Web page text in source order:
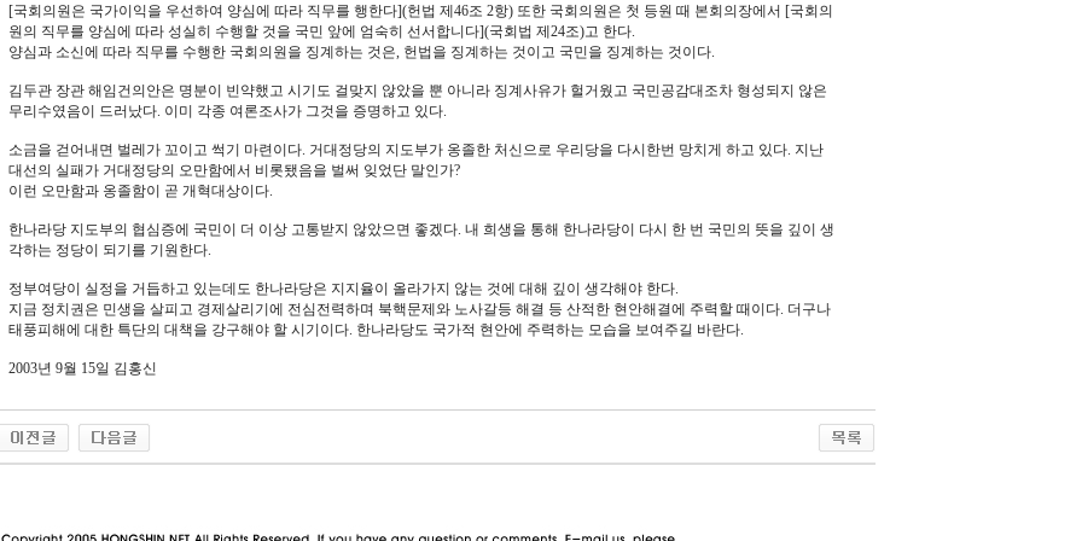
[국회의원은 국가이익을 우선하여 양심에 따라 직무를 행한다](헌법 제46조 2항) 또한 국회의원은 첫 등원 때 본회의장에서 [국회의
원의 직무를 양심에 따라 성실히 수행할 것을 국민 앞에 엄숙히 선서합니다](국회법 제24조)고 한다.
양심과 소신에 따라 직무를 수행한 국회의원을 징계하는 것은, 헌법을 징계하는 것이고 국민을 징계하는 것이다.
김두관 장관 해임건의안은 명분이 빈약했고 시기도 걸맞지 않았을 뿐 아니라 징계사유가 헐거웠고 국민공감대조차 형성되지 않은
무리수였음이 드러났다. 이미 각종 여론조사가 그것을 증명하고 있다.
소금을 걷어내면 벌레가 꼬이고 썩기 마련이다. 거대정당의 지도부가 옹졸한 처신으로 우리당을 다시한번 망치게 하고 있다. 지난
대선의 실패가 거대정당의 오만함에서 비롯됐음을 벌써 잊었단 말인가?
이런 오만함과 옹졸함이 곧 개혁대상이다.
한나라당 지도부의 협심증에 국민이 더 이상 고통받지 않았으면 좋겠다. 내 희생을 통해 한나라당이 다시 한 번 국민의 뜻을 깊이 생
각하는 정당이 되기를 기원한다.
정부여당이 실정을 거듭하고 있는데도 한나라당은 지지율이 올라가지 않는 것에 대해 깊이 생각해야 한다.
지금 정치권은 민생을 살피고 경제살리기에 전심전력하며 북핵문제와 노사갈등 해결 등 산적한 현안해결에 주력할 때이다. 더구나
태풍피해에 대한 특단의 대책을 강구해야 할 시기이다. 한나라당도 국가적 현안에 주력하는 모습을 보여주길 바란다.
2003년 9월 15일 김홍신